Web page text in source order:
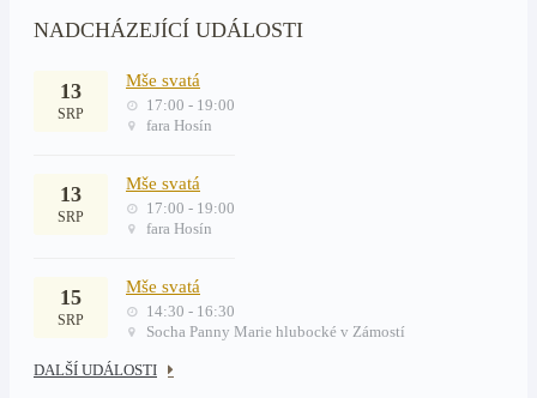
NADCHÁZEJÍCÍ UDÁLOSTI
13
SRP
Mše svatá
17:00 - 19:00
fara Hosín
13
SRP
Mše svatá
17:00 - 19:00
fara Hosín
15
SRP
Mše svatá
14:30 - 16:30
Socha Panny Marie hlubocké v Zámostí
DALŠÍ UDÁLOSTI